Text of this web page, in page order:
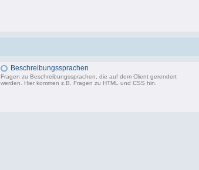
Beschreibungssprachen
Fragen zu Beschreibungssprachen, die auf dem Client gerendert
werden. Hier kommen z.B. Fragen zu HTML und CSS hin.